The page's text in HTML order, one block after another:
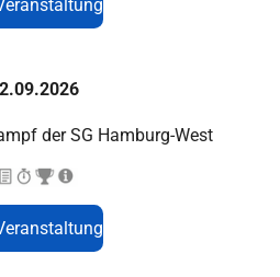
der SG Hamburg-West